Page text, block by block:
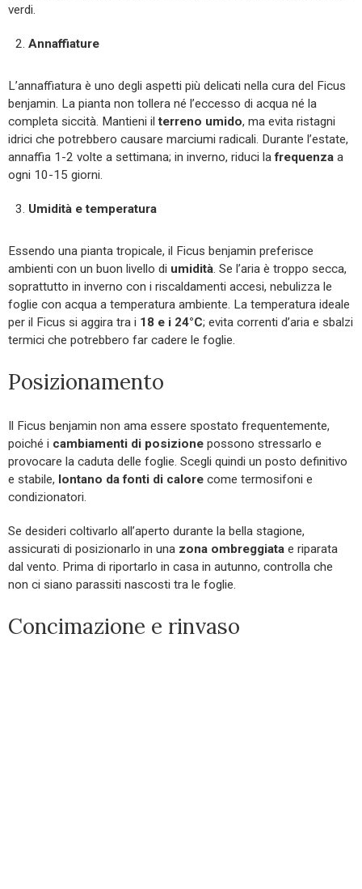
verdi.
Annaffiature
L’annaffiatura è uno degli aspetti più delicati nella cura del Ficus
benjamin. La pianta non tollera né l’eccesso di acqua né la
completa siccità. Mantieni ilterreno umido, ma evita ristagni
idrici che potrebbero causare marciumi radicali. Durante l’estate,
annaffia 1-2 volte a settimana; in inverno, riduci lafrequenza a
ogni 10-15 giorni.
Umidità e temperatura
Essendo una pianta tropicale, il Ficus benjamin preferisce
ambienti con un buon livello di umidità. Se l’aria è troppo secca,
soprattutto in inverno con i riscaldamenti accesi, nebulizza le
foglie con acqua a temperatura ambiente. La temperatura ideale
per il Ficus si aggira tra i 18 e i 24°C; evita correnti d’aria e sbalzi
termici che potrebbero far cadere le foglie.
Posizionamento
Il Ficus benjamin non ama essere spostato frequentemente,
poiché i cambiamenti di posizione possono stressarlo e
provocare la caduta delle foglie. Scegli quindi un posto definitivo
e stabile, lontano da fonti di calore come termosifoni e
condizionatori.
Se desideri coltivarlo all’aperto durante la bella stagione,
assicurati di posizionarlo in una zona ombreggiata e riparata
dal vento. Prima di riportarlo in casa in autunno, controlla che
non ci siano parassiti nascosti tra le foglie.
Concimazione e rinvaso